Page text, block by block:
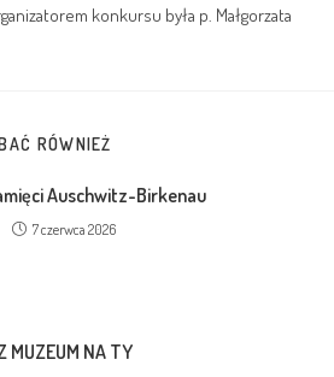
konkursu była p. Małgorzata
RÓWNIEŻ
Auschwitz-Birkenau
7 czerwca 2026
MUZEUM NA TY